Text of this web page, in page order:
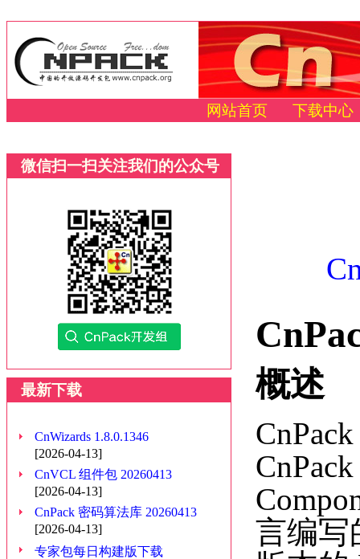
网站首页 下载中心
微信扫一扫关注我们的公众号
最新下载
CnWizards 1.8.0.1346
[2026-04-13]
CnVCL 组件包 20260413
[2026-04-13]
CnPack 密码算法库 20260413
[2026-04-13]
专家包每日构建版下载
概述
言编写